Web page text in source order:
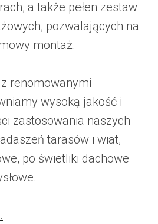
a także pełen zestaw
pozwalających na
montaż.
z renomowanymi
wysoką jakość i
zastosowania naszych
tarasów i wiat,
po świetliki dachowe